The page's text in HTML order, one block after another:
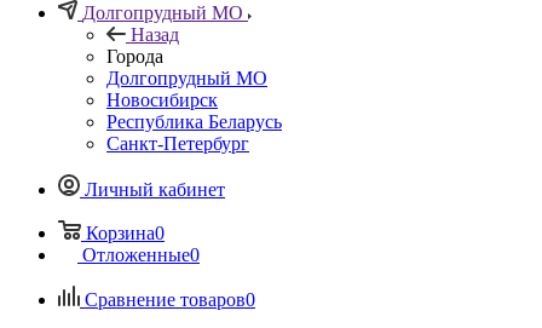
Долгопрудный МО
Назад
Города
Долгопрудный МО
Новосибирск
Республика Беларусь
Санкт-Петербург
Личный кабинет
Корзина0
Отложенные0
Сравнение товаров0